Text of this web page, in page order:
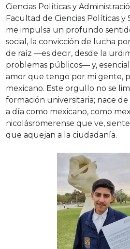
Ciencias Políticas y
Facultad de Ciencias Políticas y
me impulsa un profundo
social, la convicción de lucha
de raíz —es decir, desde la
problemas públicos— y,
amor que tengo por mi gente,
mexicano. Este orgullo no se
formación universitaria; nace
a día como mexicano, como
nicolásromerense que ve,
que aquejan a la ciudadanía.